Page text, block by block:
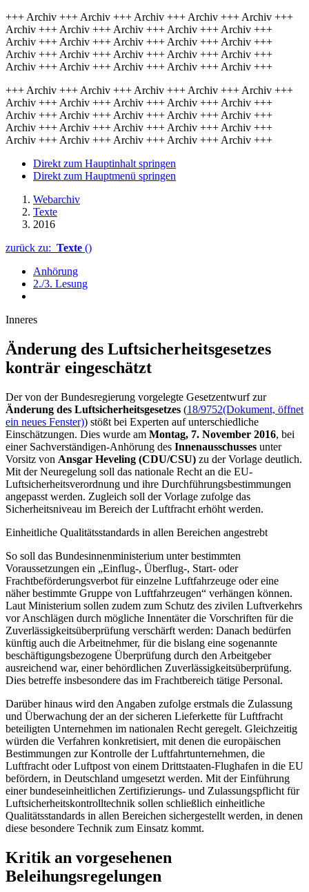
+++ Archiv +++ Archiv +++ Archiv +++ Archiv +++ Archiv +++
Archiv +++ Archiv +++ Archiv +++ Archiv +++ Archiv +++
Archiv +++ Archiv +++ Archiv +++ Archiv +++ Archiv +++
Archiv +++ Archiv +++ Archiv +++ Archiv +++ Archiv +++
Archiv +++ Archiv +++ Archiv +++ Archiv +++ Archiv +++
+++ Archiv +++ Archiv +++ Archiv +++ Archiv +++ Archiv +++
Archiv +++ Archiv +++ Archiv +++ Archiv +++ Archiv +++
Archiv +++ Archiv +++ Archiv +++ Archiv +++ Archiv +++
Archiv +++ Archiv +++ Archiv +++ Archiv +++ Archiv +++
Archiv +++ Archiv +++ Archiv +++ Archiv +++ Archiv +++
Direkt zum Hauptinhalt springen
Direkt zum Hauptmenü springen
Webarchiv
Texte
2016
zurück zu: Texte ()
Anhörung
2./3. Lesung
Inneres
Änderung des Luftsicherheitsgesetzes
konträr eingeschätzt
Der von der Bundesregierung vorgelegte Gesetzentwurf zur
Änderung des Luftsicherheitsgesetzes (18/9752(Dokument, öffnet
ein neues Fenster)) stößt bei Experten auf unterschiedliche
Einschätzungen. Dies wurde am Montag, 7. November 2016, bei
einer Sachverständigen-Anhörung des Innenausschusses unter
Vorsitz von Ansgar Heveling (CDU/CSU) zu der Vorlage deutlich.
Mit der Neuregelung soll das nationale Recht an die EU-
Luftsicherheitsverordnung und ihre Durchführungsbestimmungen
angepasst werden. Zugleich soll der Vorlage zufolge das
Sicherheitsniveau im Bereich der Luftfracht erhöht werden.
Einheitliche Qualitätsstandards in allen Bereichen angestrebt
So soll das Bundesinnenministerium unter bestimmten
Voraussetzungen ein „Einflug-, Überflug-, Start- oder
Frachtbeförderungsverbot für einzelne Luftfahrzeuge oder eine
näher bestimmte Gruppe von Luftfahrzeugen“ verhängen können.
Laut Ministerium sollen zudem zum Schutz des zivilen Luftverkehrs
vor Anschlägen durch mögliche Innentäter die Vorschriften für die
Zuverlässigkeitsüberprüfung verschärft werden: Danach bedürfen
künftig auch die Arbeitnehmer, für die bislang eine sogenannte
beschäftigungsbezogene Überprüfung durch den Arbeitgeber
ausreichend war, einer behördlichen Zuverlässigkeitsüberprüfung.
Dies betreffe insbesondere das im Frachtbereich tätige Personal.
Darüber hinaus wird den Angaben zufolge erstmals die Zulassung
und Überwachung der an der sicheren Lieferkette für Luftfracht
beteiligten Unternehmen im nationalen Recht geregelt. Gleichzeitig
würden die Verfahren konkretisiert, mit denen die europäischen
Bestimmungen zur Kontrolle der Luftfahrtunternehmen, die
Luftfracht oder Luftpost von einem Drittstaaten-Flughafen in die EU
befördern, in Deutschland umgesetzt werden. Mit der Einführung
einer bundeseinheitlichen Zertifizierungs- und Zulassungspflicht für
Luftsicherheitskontrolltechnik sollen schließlich einheitliche
Qualitätsstandards in allen Bereichen sichergestellt werden, in denen
diese besondere Technik zum Einsatz kommt.
Kritik an vorgesehenen
Beleihungsregelungen